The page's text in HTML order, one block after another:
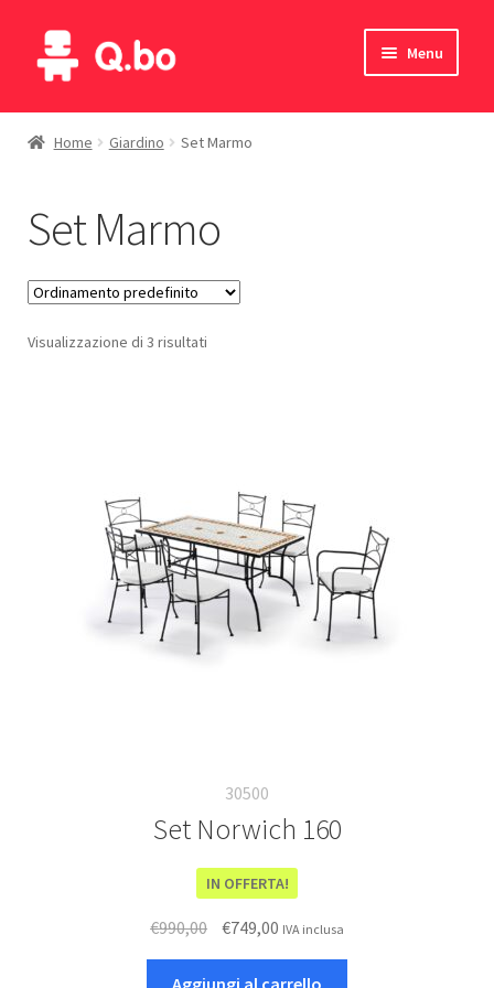
Vai
alla
Vai
al
Menu
Home
Prodotti
Catalogo
Contatti
Home Giardino Set Marmo
Set Marmo
Visualizzazione di 3 risultati
30500
Set Norwich 160
IN OFFERTA!
€990,00
prezzo
originale
€749,00Il
prezzo
attuale
IVA inclusa
Aggiungi al carrello